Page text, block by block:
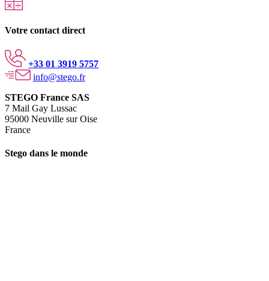
Votre contact direct
+33 01 3919 5757
info@stego.fr
STEGO France SAS
7 Mail Gay Lussac
95000 Neuville sur Oise
France
Stego dans le monde